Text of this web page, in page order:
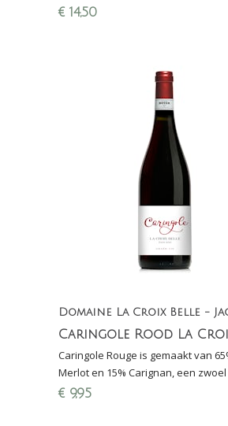
mineraal. Finalewijn Proefschrift
€ 14,50
Caringole Rouge is gemaakt van
Merlot en 15% Carignan, een zwoel
wijn met aroma's van zwart fruit en
€ 9,95